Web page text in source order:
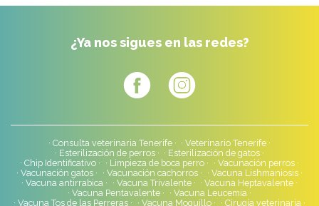
¿Ya nos sigues en las redes?
Consulta veterinaria Tenerife
Veterinario Tenerife
Esterilización de perros
Esterilización de gatos
Chip Identificativo
Limpieza de boca perro
Vacunación perros
Vacunación gatos
Vacunación cachorros
Vacuna Lishmaniosis
Vacuna antirrabica
Vacuna Trivalente
Vacuna Heptavalente
Vacuna Pentavalente
Vacuna Leucemia
Vacuna Tos de las Perreras
Vacuna Moquillo Cirugía veterinaria